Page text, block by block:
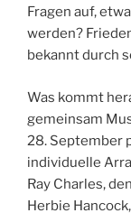
Fragen auf,
werden?
bekannt durch
Was kommt
gemeinsam
28. September
individuelle
Ray Charles,
Herbie